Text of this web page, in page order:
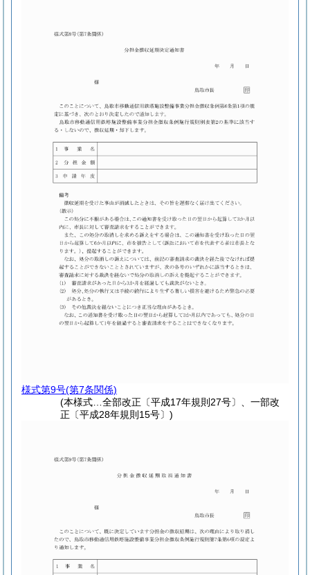
様式第9号(第7条関係)
(本様式…全部改正〔平成17年規則27号〕、一部改
正〔平成28年規則15号〕)